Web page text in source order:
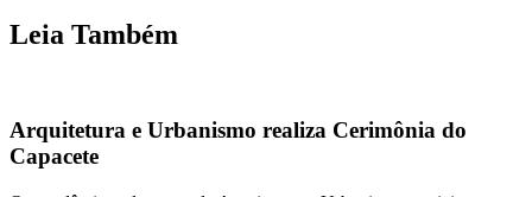
Leia Também
Arquitetura e Urbanismo realiza Cerimônia do
Capacete